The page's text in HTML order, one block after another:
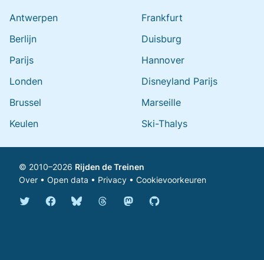
Antwerpen
Berlijn
Parijs
Londen
Brussel
Keulen
Frankfurt
Duisburg
Hannover
Disneyland Parijs
Marseille
Ski-Thalys
© 2010–2026 Rijden de Treinen
Over • Open data • Privacy • Cookievoorkeuren